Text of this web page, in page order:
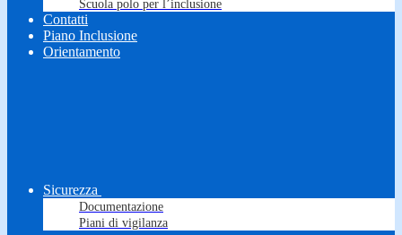
Scuola polo per l’inclusione
Contatti
Piano Inclusione
Orientamento
Sicurezza
Documentazione
Piani di vigilanza